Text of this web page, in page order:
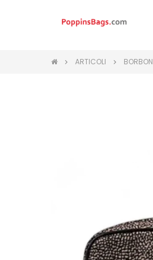
ARTICOLI